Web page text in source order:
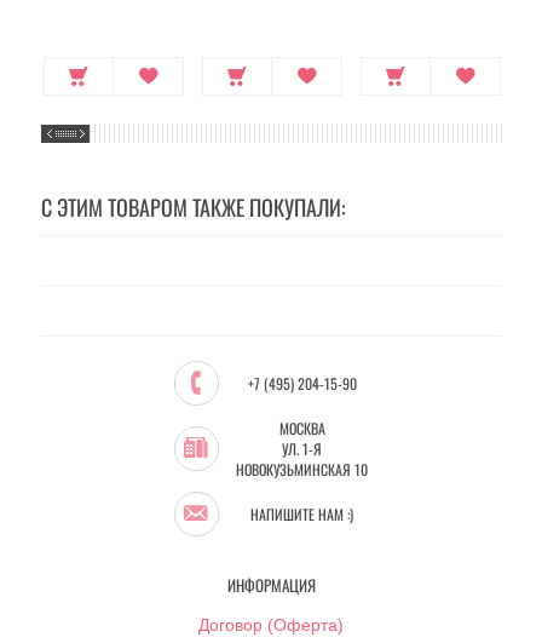
С ЭТИМ ТОВАРОМ ТАКЖЕ ПОКУПАЛИ:
+7 (495) 204-15-90
МОСКВА
УЛ. 1-Я
НОВОКУЗЬМИНСКАЯ 10
НАПИШИТЕ НАМ :)
ИНФОРМАЦИЯ
Договор (Оферта)